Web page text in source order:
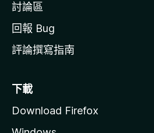
討論區
回報 Bug
評論撰寫指南
下載
Download Firefox